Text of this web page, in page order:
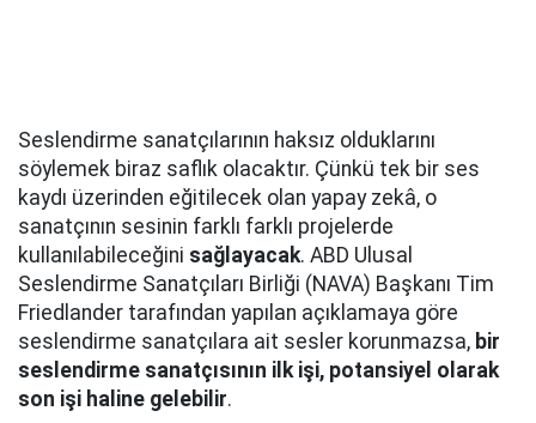
Seslendirme sanatçılarının haksız olduklarını
söylemek biraz saflık olacaktır. Çünkü tek bir ses
kaydı üzerinden eğitilecek olan yapay zekâ, o
sanatçının sesinin farklı farklı projelerde
kullanılabileceğini sağlayacak. ABD Ulusal
Seslendirme Sanatçıları Birliği (NAVA) Başkanı Tim
Friedlander tarafından yapılan açıklamaya göre
seslendirme sanatçılara ait sesler korunmazsa, bir
seslendirme sanatçısının ilk işi, potansiyel olarak
son işi haline gelebilir.